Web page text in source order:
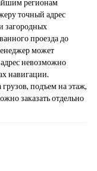
точный адрес
загородных
проезда до
может
невозможно
навигации.
подъем на этаж,
заказать отдельно